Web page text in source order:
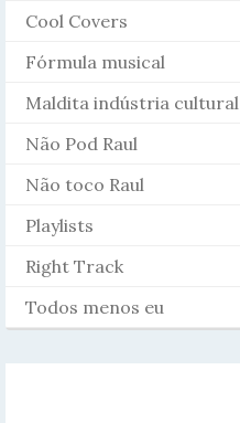
Cool Covers
Fórmula musical
Maldita indústria cultural
Não Pod Raul
Não toco Raul
Playlists
Right Track
Todos menos eu